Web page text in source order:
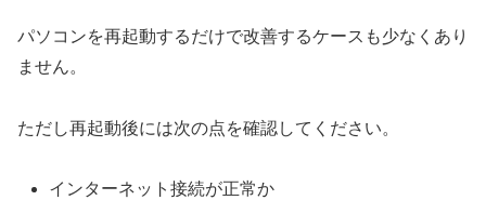
パソコンを再起動するだけで改善するケースも少なくあり
ません。
ただし再起動後には次の点を確認してください。
インターネット接続が正常か